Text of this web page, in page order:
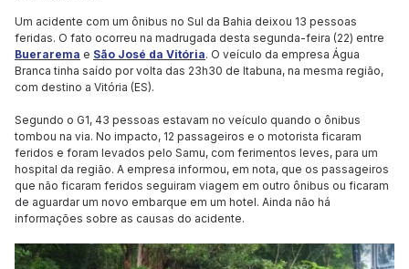
Um acidente com um ônibus no Sul da Bahia deixou 13 pessoas
feridas. O fato ocorreu na madrugada desta segunda-feira (22) entre
Buerarema e São José da Vitória. O veículo da empresa Água
Branca tinha saído por volta das 23h30 de Itabuna, na mesma região,
com destino a Vitória (ES).
Segundo o G1, 43 pessoas estavam no veículo quando o ônibus
tombou na via. No impacto, 12 passageiros e o motorista ficaram
feridos e foram levados pelo Samu, com ferimentos leves, para um
hospital da região. A empresa informou, em nota, que os passageiros
que não ficaram feridos seguiram viagem em outro ônibus ou ficaram
de aguardar um novo embarque em um hotel. Ainda não há
informações sobre as causas do acidente.